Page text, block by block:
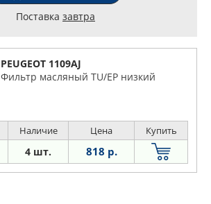
Поставка завтра
PEUGEOT 1109AJ
Фильтр масляный TU/EP низкий
Наличие Цена Купить
4 шт. 818 р.